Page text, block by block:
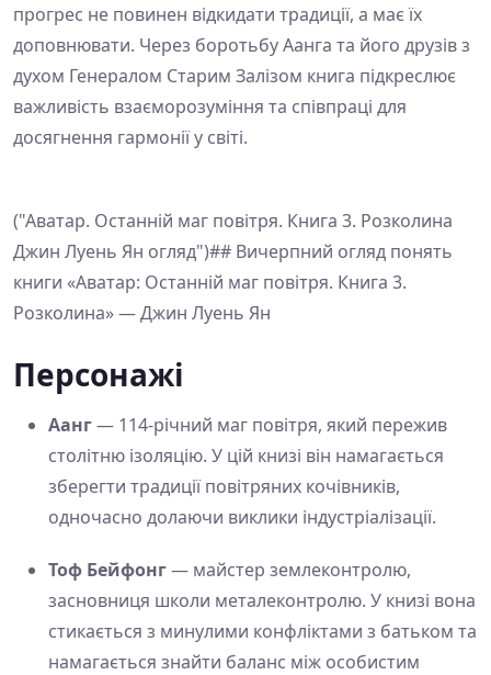
прогрес не повинен відкидати традиції, а має їх
доповнювати. Через боротьбу Аанга та його друзів з
духом Генералом Старим Залізом книга підкреслює
важливість взаєморозуміння та співпраці для
досягнення гармонії у світі.
("Аватар. Останній маг повітря. Книга 3. Розколина
Джин Луень Ян огляд")## Вичерпний огляд понять
книги «Аватар: Останній маг повітря. Книга 3.
Розколина» — Джин Луень Ян
Персонажі
Аанг— 114-річний маг повітря, який пережив
столітню ізоляцію. У цій книзі він намагається
зберегти традиції повітряних кочівників,
одночасно долаючи виклики індустріалізації.
Тоф Бейфонг— майстер землеконтролю,
засновниця школи металеконтролю. У книзі вона
стикається з минулими конфліктами з батьком та
намагається знайти баланс між особистим